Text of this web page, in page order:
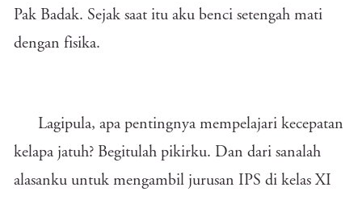
Pak Badak. Sejak saat itu aku benci setengah mati
dengan fisika.
Lagipula, apa pentingnya mempelajari kecepatan
kelapa jatuh? Begitulah pikirku. Dan dari sanalah
alasanku untuk mengambil jurusan IPS di kelas XI